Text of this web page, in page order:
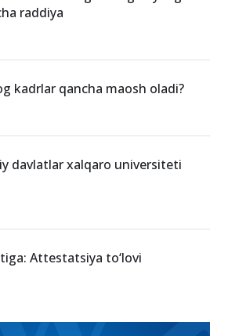
raddiya
kadrlar qancha maosh oladi?
davlatlar xalqaro universiteti
Attestatsiya to‘lovi